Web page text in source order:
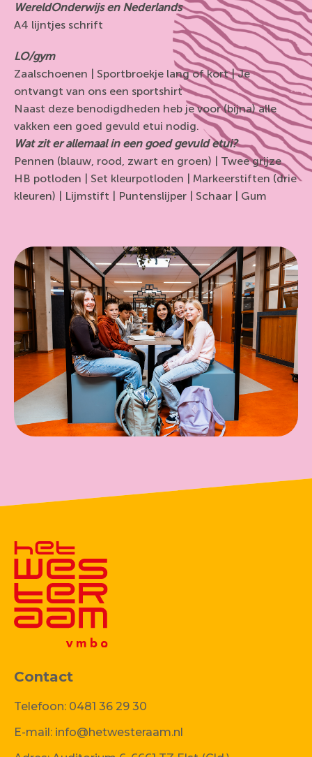
WereldOnderwijs en Nederlands
A4 lijntjes schrift
LO/gym
Zaalschoenen | Sportbroekje lang of kort | Je
ontvangt van ons een sportshirt
Naast deze benodigdheden heb je voor (bijna) alle
vakken een goed gevuld etui nodig.
Wat zit er allemaal in een goed gevuld etui?
Pennen (blauw, rood, zwart en groen) | Twee grijze
HB potloden | Set kleurpotloden | Markeerstiften (drie
kleuren) | Lijmstift | Puntenslijper | Schaar | Gum
Contact
Telefoon: 0481 36 29 30
E-mail: info@hetwesteraam.nl